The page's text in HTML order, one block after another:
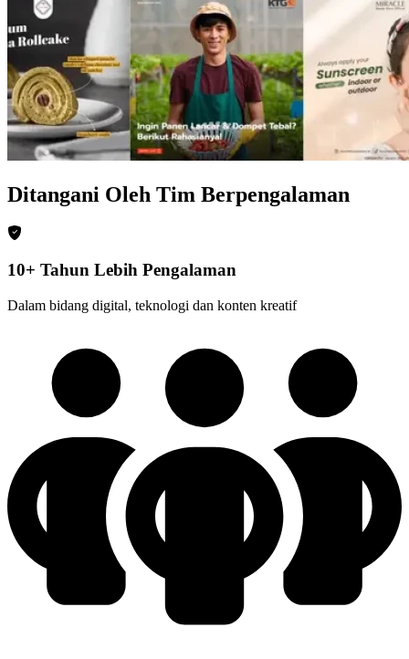
Ditangani Oleh Tim Berpengalaman
10+ Tahun Lebih Pengalaman
Dalam bidang digital, teknologi dan konten kreatif